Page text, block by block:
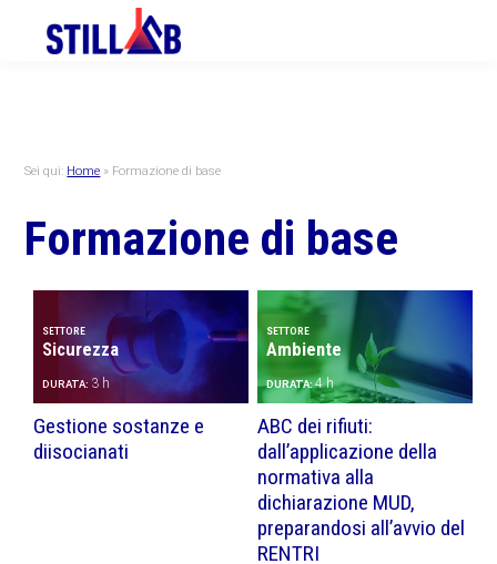
primary
primary
Sei qui: Home » Formazione di base
Formazione di base
SETTORE
Sicurezza
DURATA:3 h
Gestione sostanze e
diisocianati
SETTORE
Ambiente
DURATA:4 h
ABC dei rifiuti:
dall’applicazione della
normativa alla
dichiarazione MUD,
preparandosi all’avvio del
RENTRI